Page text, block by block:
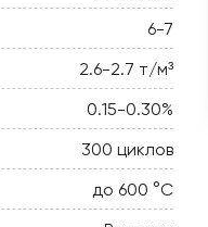
6-7
2.6-2.7 т/м³
0.15-0.30%
300 циклов
до 600 °C